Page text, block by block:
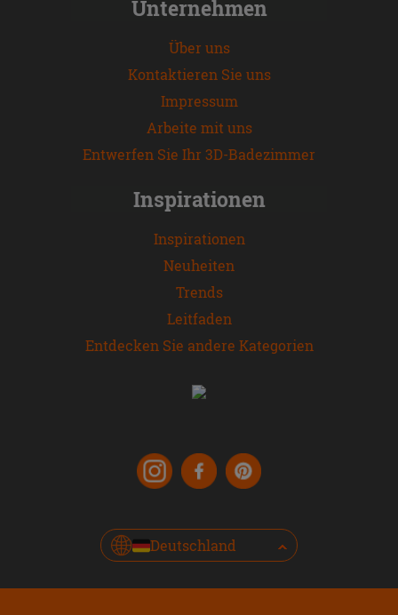
Unternehmen
Über uns
Kontaktieren Sie uns
Impressum
Arbeite mit uns
Entwerfen Sie Ihr 3D-Badezimmer
Inspirationen
Inspirationen
Neuheiten
Trends
Leitfaden
Entdecken Sie andere Kategorien
Deutschland